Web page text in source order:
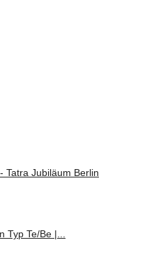
Tatra Jubiläum Berlin